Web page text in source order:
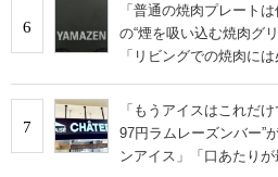
6
「普通の焼肉プレート
の“煙を吸い込む焼肉グ
「リビングでの焼肉に
7
「もうアイスはこれだ
97円ラムレーズンバー
ンアイス」「口あたり